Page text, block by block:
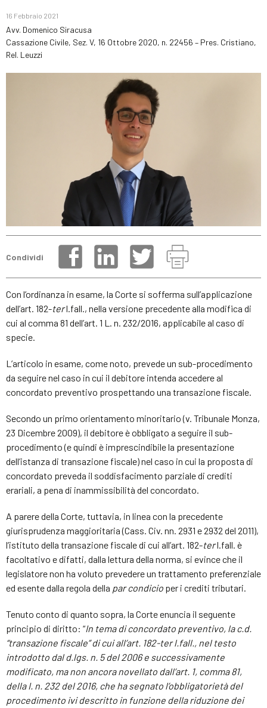
16 Febbraio 2021
Avv. Domenico Siracusa
Cassazione Civile, Sez. V, 16 Ottobre 2020, n. 22456 – Pres. Cristiano,
Rel. Leuzzi
Condividi
Con l’ordinanza in esame, la Corte si sofferma sull’applicazione
dell’art. 182-terl.fall., nella versione precedente alla modifica di
cui al comma 81 dell’art. 1 L. n. 232/2016, applicabile al caso di
specie.
L’articolo in esame, come noto, prevede un sub-procedimento
da seguire nel caso in cui il debitore intenda accedere al
concordato preventivo prospettando una transazione fiscale.
Secondo un primo orientamento minoritario (v. Tribunale Monza,
23 Dicembre 2009), il debitore è obbligato a seguire il sub-
procedimento (e quindi è imprescindibile la presentazione
dell’istanza di transazione fiscale) nel caso in cui la proposta di
concordato preveda il soddisfacimento parziale di crediti
erariali, a pena di inammissibilità del concordato.
A parere della Corte, tuttavia, in linea con la precedente
giurisprudenza maggioritaria (Cass. Civ. nn. 2931 e 2932 del 2011),
l’istituto della transazione fiscale di cui all’art. 182-terl.fall. è
facoltativo e difatti, dalla lettura della norma, si evince che il
legislatore non ha voluto prevedere un trattamento preferenziale
ed esente dalla regola della par condicio per i crediti tributari.
Tenuto conto di quanto sopra, la Corte enuncia il seguente
principio di diritto: “In tema di concordato preventivo, la c.d.
“transazione fiscale” di cui all’art. 182-ter l.fall., nel testo
introdotto dal d.lgs. n. 5 del 2006 e successivamente
modificato, ma non ancora novellato dall’art. 1, comma 81,
della I. n. 232 del 2016, che ha segnato l’obbligatorietà del
procedimento ivi descritto in funzione della riduzione dei